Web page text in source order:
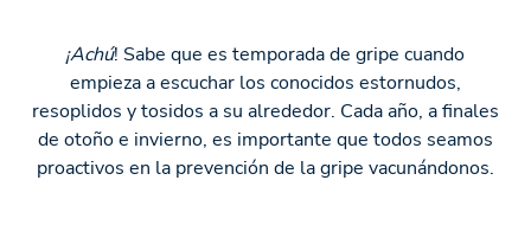
¡Achú! Sabe que es temporada de gripe cuando
empieza a escuchar los conocidos estornudos,
resoplidos y tosidos a su alrededor. Cada año, a finales
de otoño e invierno, es importante que todos seamos
proactivos en la prevención de la gripe vacunándonos.